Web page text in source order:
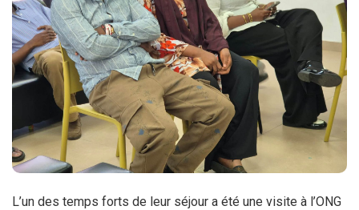
L’un des temps forts de leur séjour a été une visite à l’ONG